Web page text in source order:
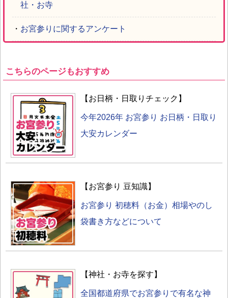
社・お寺
・ お宮参りに関するアンケート
こちらのページもおすすめ
【お日柄・日取りチェック】
今年2026年 お宮参り お日柄・日取り
大安カレンダー
【お宮参り 豆知識】
お宮参り 初穂料（お金）相場やのし
袋書き方などについて
【神社・お寺を探す】
全国都道府県でお宮参りで有名な神